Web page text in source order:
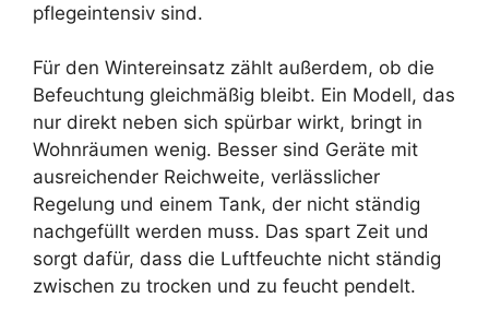
pflegeintensiv sind.
Für den Wintereinsatz zählt außerdem, ob die
Befeuchtung gleichmäßig bleibt. Ein Modell, das
nur direkt neben sich spürbar wirkt, bringt in
Wohnräumen wenig. Besser sind Geräte mit
ausreichender Reichweite, verlässlicher
Regelung und einem Tank, der nicht ständig
nachgefüllt werden muss. Das spart Zeit und
sorgt dafür, dass die Luftfeuchte nicht ständig
zwischen zu trocken und zu feucht pendelt.